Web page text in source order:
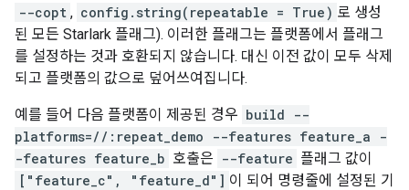
--copt , config.string(repeatable = True) 로 생성
된 모든 Starlark 플래그). 이러한 플래그는 플랫폼에서 플래그
를 설정하는 것과 호환되지 않습니다. 대신 이전 값이 모두 삭제
되고 플랫폼의 값으로 덮어쓰여집니다.
예를 들어 다음 플랫폼이 제공된 경우 build --
platforms=//:repeat_demo --features feature_a -
-features feature_b 호출은 --feature 플래그 값이
["feature_c", "feature_d"] 이 되어 명령줄에 설정된 기